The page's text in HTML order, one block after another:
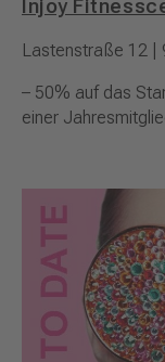
Injoy
Lastenstraße 12 |
– 50% auf das
einer